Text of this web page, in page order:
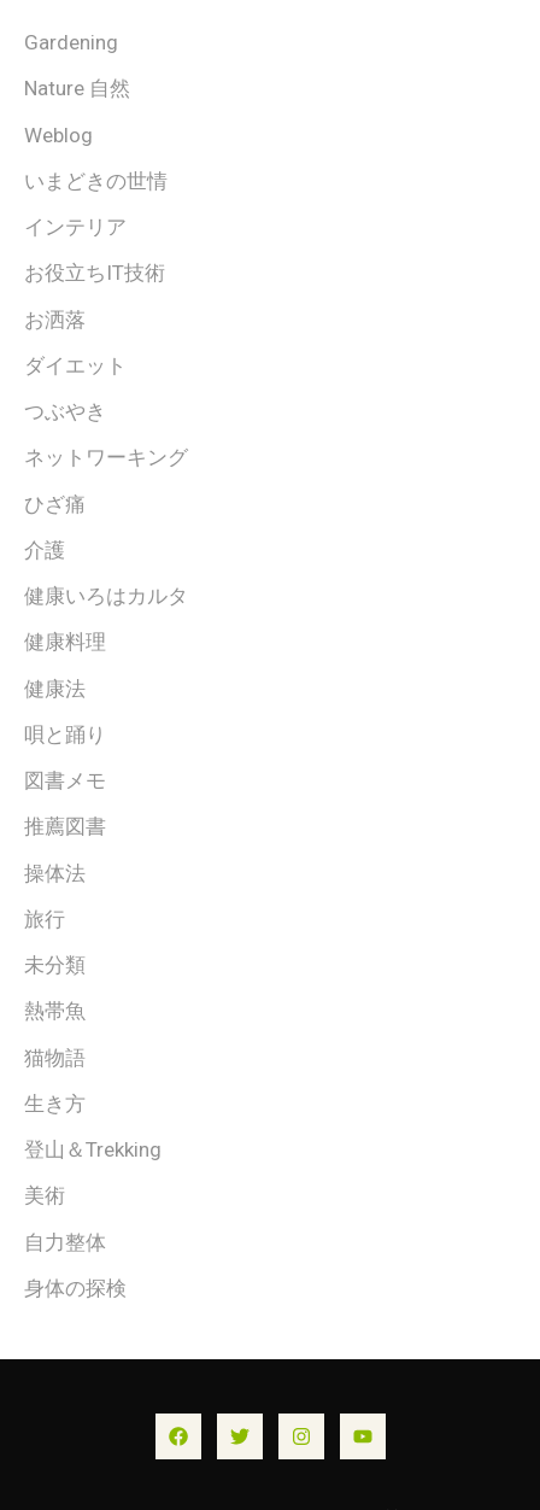
Gardening
Nature 自然
Weblog
いまどきの世情
インテリア
お役立ちIT技術
お洒落
ダイエット
つぶやき
ネットワーキング
ひざ痛
介護
健康いろはカルタ
健康料理
健康法
唄と踊り
図書メモ
推薦図書
操体法
旅行
未分類
熱帯魚
猫物語
生き方
登山＆Trekking
美術
自力整体
身体の探検